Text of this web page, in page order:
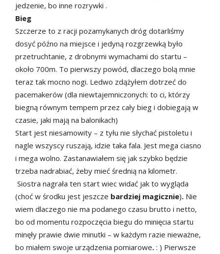
jedzenie, bo inne rozrywki .
Bieg
Szczerze to z racji pozamykanych dróg dotarliśmy
dosyć późno na miejsce i jedyną rozgrzewką było
przetruchtanie, z drobnymi wymachami do startu –
około 700m. To pierwszy powód, dlaczego bolą mnie
teraz tak mocno nogi. Ledwo zdążyłem dotrzeć do
pacemakerów (dla niewtajemniczonych: to ci, którzy
biegną równym tempem przez cały bieg i dobiegają w
czasie, jaki mają na balonikach)
Start jest niesamowity – z tyłu nie słychać pistoletu i
nagle wszyscy ruszają, idzie taka fala. Jest mega ciasno
i mega wolno. Zastanawiałem się jak szybko będzie
trzeba nadrabiać, żeby mieć średnią na kilometr.
Siostra nagrała ten start wiec widać jak to wygląda
(choć w środku jest jeszcze bardziej magicznie). Nie
wiem dlaczego nie ma podanego czasu brutto i netto,
bo od momentu rozpoczęcia biegu do minięcia startu
minęły prawie dwie minutki – w każdym razie nieważne,
bo miałem swoje urządzenia pomiarowe. : ) Pierwsze